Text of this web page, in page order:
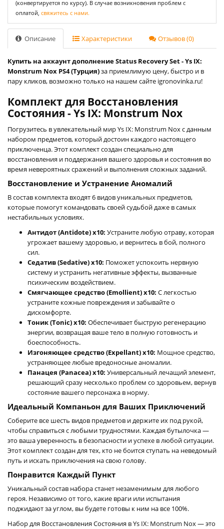
(конвертируется по курсу). В случае возникновения проблем с
оплатой, свяжитесь с нами.
Описание Характеристики Отзывов (0)
Купить на аккаунт дополнение Status Recovery Set - Ys IX:
Monstrum Nox PS4 (Турция)за приемлимую цену, быстро и в
пару кликов, возможно только на нашем сайте igronovinka.ru!
Комплект для Восстановления
Состояния - Ys IX: Monstrum Nox
Погрузитесь в увлекательный мир Ys IX: Monstrum Nox с данным
набором предметов, который достоин каждого настоящего
приключенца. Этот комплект создан специально для
восстановления и поддержания вашего здоровья и состояния во
время невероятных сражений и выполнения сложных заданий.
Восстановление и Устранение Аномалий
В состав комплекта входят 6 видов уникальных предметов,
которые помогут командовать своей судьбой даже в самых
нестабильных условиях.
Антидот (Antidote) x10: Устраните любую отраву, которая
угрожает вашему здоровью, и вернитесь в бой, полного
сил.
Седатив (Sedative) x10: Поможет успокоить нервную
систему и устранить негативные эффекты, вызванные
психическим воздействием.
Смягчающее средство (Emollient) x10: С легкостью
устраните кожные повреждения и забывайте о
дискомфорте.
Тоник (Tonic) x10: Обеспечивает быструю регенерацию
энергии, возвращая ваше тело в полную готовность и
боеспособность.
Изгоняющее средство (Expellant) x10: Мощное средство,
устраняющее любые вредоносные аномалии.
Панацея (Panacea) x10: Универсальный лечащий элемент,
решающий сразу несколько проблем со здоровьем, вернув
состояние вашего персонажа в норму.
Идеальный Компаньон для Ваших Приключений
Соберите все шесть видов предметов и держите их под рукой,
чтобы справиться с любыми трудностями. Каждая бутылочка —
это ваша уверенность в безопасности и успехе в любой ситуации.
Этот комплект создан для тех, кто не боится ступать на неведомый
путь и искать приключения на свою голову.
Понравится Каждый Пункт
Уникальный состав набора станет незаменимым для любого
героя. Независимо от того, какие враги или испытания
поджидают за углом, вы будете готовы к ним на все 100%.
Набор для Восстановления Состояния в Ys IX: Monstrum Nox — это